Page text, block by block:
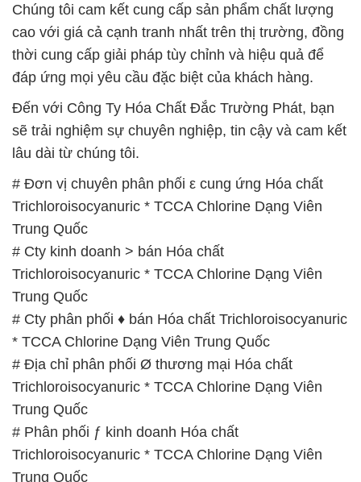
Đến với Công Ty Hóa Chất Đắc Trường Phát, bạn
sẽ trải nghiệm sự chuyên nghiệp, tin cậy và cam kết
lâu dài từ chúng tôi.
# Đơn vị chuyên phân phối ε cung ứng Hóa chất
Trichloroisocyanuric * TCCA Chlorine Dạng Viên
Trung Quốc
# Cty kinh doanh > bán Hóa chất
Trichloroisocyanuric * TCCA Chlorine Dạng Viên
Trung Quốc
# Cty phân phối ♦ bán Hóa chất Trichloroisocyanuric
* TCCA Chlorine Dạng Viên Trung Quốc
# Địa chỉ phân phối Ø thương mại Hóa chất
Trichloroisocyanuric * TCCA Chlorine Dạng Viên
Trung Quốc
# Phân phối ƒ kinh doanh Hóa chất
Trichloroisocyanuric * TCCA Chlorine Dạng Viên
Trung Quốc
# Cung ứng ○ bán Hóa chất Trichloroisocyanuric *
TCCA Chlorine Dạng Viên Trung Quốc
# Công ty chuyên cung cấp ← bán Hóa chất
Trichloroisocyanuric * TCCA Chlorine Dạng Viên